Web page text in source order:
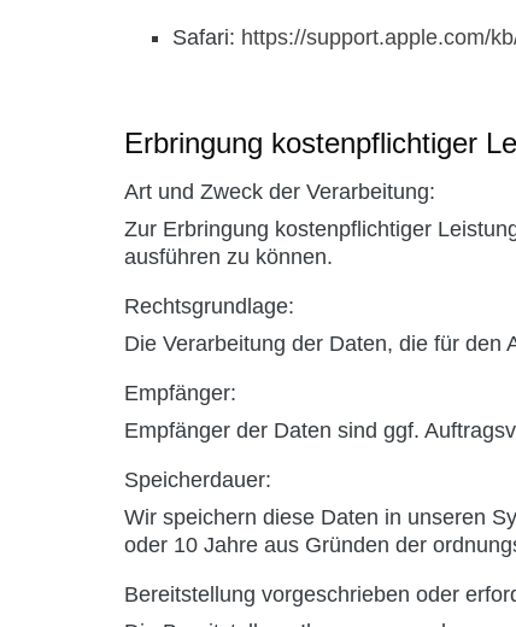
Safari: https://support.apple.com/
Erbringung kostenpflichtiger
Art und Zweck der Verarbeitung:
Zur Erbringung kostenpflichtiger
ausführen zu können.
Rechtsgrundlage:
Die Verarbeitung der Daten, die für den
Empfänger:
Empfänger der Daten sind ggf.
Speicherdauer:
Wir speichern diese Daten in unseren
oder 10 Jahre aus Gründen der
Bereitstellung vorgeschrieben oder